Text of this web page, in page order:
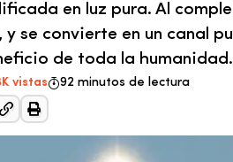
en luz pura. Al
se convierte en un canal
de toda la humanidad.
vistas
92 minutos de lectura